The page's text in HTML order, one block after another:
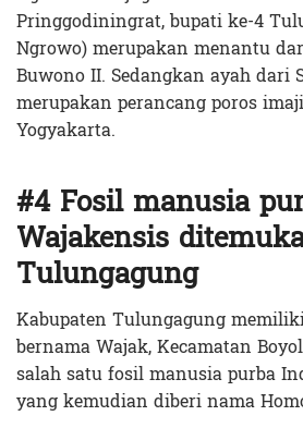
Pringgodiningrat, bupati ke-4
Ngrowo) merupakan menantu
Buwono II. Sedangkan ayah dari
merupakan perancang poros
Yogyakarta.
#4 Fosil manusia
Wajakensis
Tulungagung
Kabupaten Tulungagung
bernama Wajak, Kecamatan
salah satu fosil manusia purba
yang kemudian diberi nama